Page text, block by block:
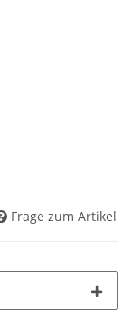
Frage zum Artikel